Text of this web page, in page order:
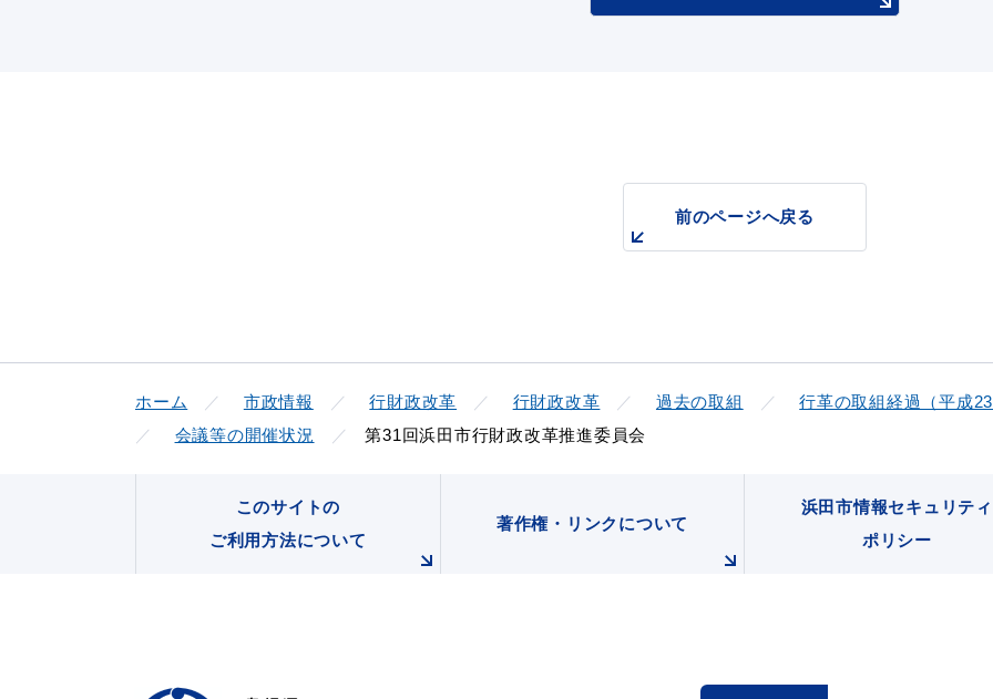
前のページへ戻る
ホーム 市政情報 行財政改革 行財政改革 過去の取組
行革の取組経過（平成
会議等の開催状況
第31回浜田市行財政改革推進委員会
このサイトの
ご利用方法について
著作権・リンクについて
浜田市情報セキュリティ
ポリシー